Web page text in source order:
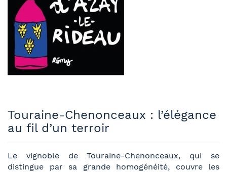
Touraine-Chenonceaux : l’élégance
au fil d’un terroir
Le vignoble de Touraine-Chenonceaux, qui se
distingue par sa grande homogénéité, couvre les